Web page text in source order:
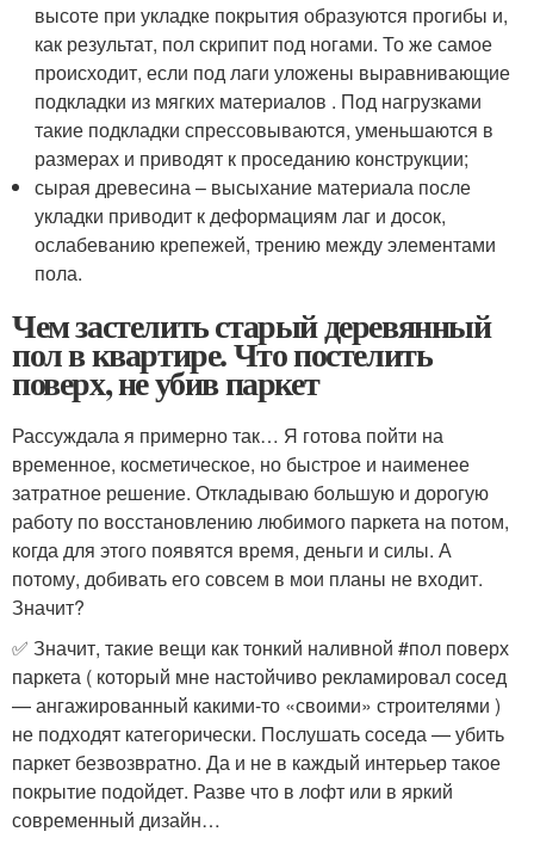
высоте при укладке покрытия образуются прогибы и,
как результат, пол скрипит под ногами. То же самое
происходит, если под лаги уложены выравнивающие
подкладки из мягких материалов . Под нагрузками
такие подкладки спрессовываются, уменьшаются в
размерах и приводят к проседанию конструкции;
сырая древесина – высыхание материала после
укладки приводит к деформациям лаг и досок,
ослабеванию крепежей, трению между элементами
пола.
Чем застелить старый деревянный
пол в квартире. Что постелить
поверх, не убив паркет
Рассуждала я примерно так… Я готова пойти на
временное, косметическое, но быстрое и наименее
затратное решение. Откладываю большую и дорогую
работу по восстановлению любимого паркета на потом,
когда для этого появятся время, деньги и силы. А
потому, добивать его совсем в мои планы не входит.
Значит?
✅ Значит, такие вещи как тонкий наливной #пол поверх
паркета ( который мне настойчиво рекламировал сосед
— ангажированный какими-то «своими» строителями )
не подходят категорически. Послушать соседа — убить
паркет безвозвратно. Да и не в каждый интерьер такое
покрытие подойдет. Разве что в лофт или в яркий
современный дизайн…